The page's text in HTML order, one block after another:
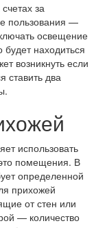
за
пользования —
освещение
будет находиться
возникнуть если
ставить два
использовать
помещения. В
определенной
прихожей
от стен или
— количество